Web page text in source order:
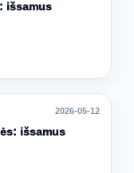
išsamus
2026-05-12
išsamus